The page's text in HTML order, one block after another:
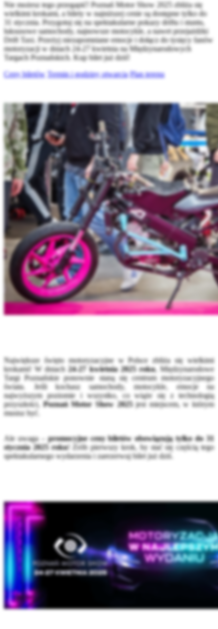
Nie możesz tego przegapić! Poznań Motor Show 2025 zbliża się
wielkimi krokami, a bilety w najniższej cenie są dostępne tylko do
31 stycznia. Przygotuj się na spektakularne pokazy driftu i stuntu,
luksusowe samochody, najnowsze motocykle, a nawet przejażdżki
Drift Taxi. Przeżyj niezapomniane emocje i dołącz do tysięcy fanów
motoryzacji w dniach 24-27 kwietnia na Międzynarodowych
Targach Poznańskich. Kup bilet już dziś!
Ceny biletów Termin i godziny otwarcia Plan terenu
Największe święto motoryzacyjne w Polsce zbliża się wielkimi
krokami! W dniach 24-27 kwietnia 2025 roku, Międzynarodowe
Targi Poznańskie ponownie staną się centrum motoryzacyjnego
świata. Jeśli kochasz samochody, motocykle, emocje na
najwyższym poziomie i wszystko, co wiąże się z technologią
przyszłości, Poznań Motor Show 2025jest miejscem, w którym
musisz być.
Ale uwaga –promocyjne ceny biletów obowiązują tylko do 31
stycznia 2025 roku! Zrób pierwszy krok, by stać się częścią tego
spektakularnego wydarzenia i zarezerwuj bilet już dziś.